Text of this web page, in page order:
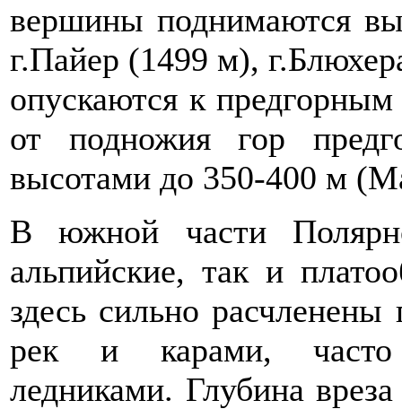
вершины поднимаются
г.Пайер (1499 м),
опускаются к
от подножия гор
высотами до 350-400 м
В южной части
альпийские, так и
здесь сильно
рек и карами, часто
ледниками. Глубина